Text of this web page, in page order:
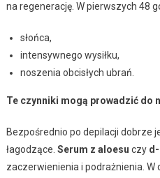
na regenerację. W pierwszych 48
słońca,
intensywnego wysiłku,
noszenia obcisłych ubrań.
Te czynniki mogą prowadzić do
Bezpośrednio po depilacji dobrze
łagodzące. Serum z aloesu czy
zaczerwienienia i podrażnienia. W